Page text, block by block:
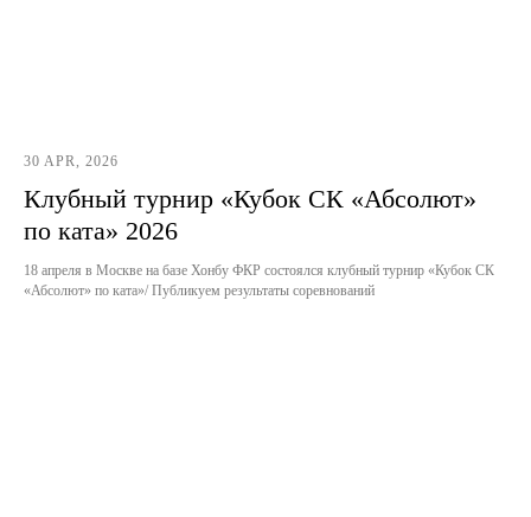
30 APR, 2026
Клубный турнир «Кубок СК «Абсолют»
по ката» 2026
18 апреля в Москве на базе Хонбу ФКР состоялся клубный турнир «Кубок СК
«Абсолют» по ката»/ Публикуем результаты соревнований